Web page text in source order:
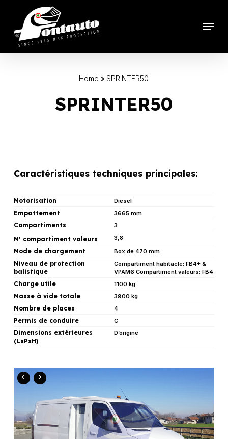
content
Menu
Home »SPRINTER50
SPRINTER50
Caractéristiques techniques principales:
Motorisation Diesel
Empattement 3665 mm
Compartiments 3
M3 compartiment valeurs 3,8
Mode de chargement Box de 470 mm
Niveau de protection
balistique
Compartiment habitacle: FB4+ &
VPAM6 Compartiment valeurs: FB4
Charge utile 1100 kg
Masse à vide totale 3900 kg
Nombre de places 4
Permis de conduire C
Dimensions extérieures
(LxPxH)
D’origine